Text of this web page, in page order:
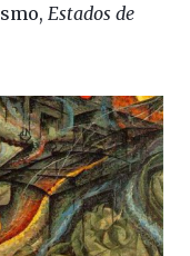
Estados de